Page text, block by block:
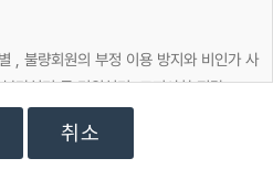
, 불량회원의 부정 이용 방지와 비인가 사
만처리 등 민원처리, 고지사항 전달
취소